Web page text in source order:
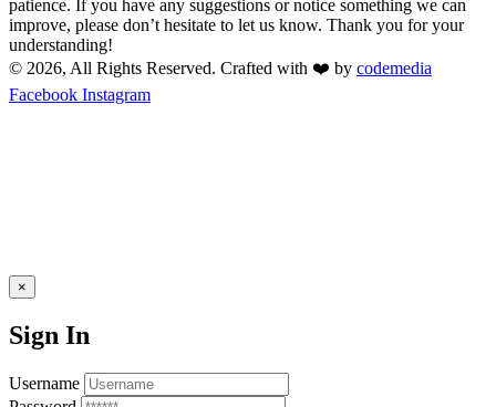
patience. If you have any suggestions or notice something we can
improve, please don’t hesitate to let us know. Thank you for your
understanding!
© 2026, All Rights Reserved. Crafted with ❤️ by codemedia
Facebook Instagram
×
Sign In
Username